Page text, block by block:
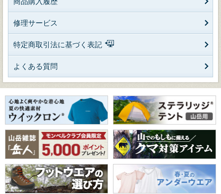
修理サービス
特定商取引法に基づく表記
よくある質問